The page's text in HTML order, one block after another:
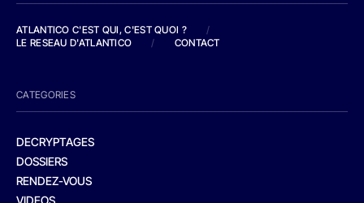
ATLANTICO C'EST QUI, C'EST QUOI ?
/
LE RESEAU D'ATLANTICO
/ CONTACT
CATEGORIES
DECRYPTAGES
DOSSIERS
RENDEZ-VOUS
VIDEOS